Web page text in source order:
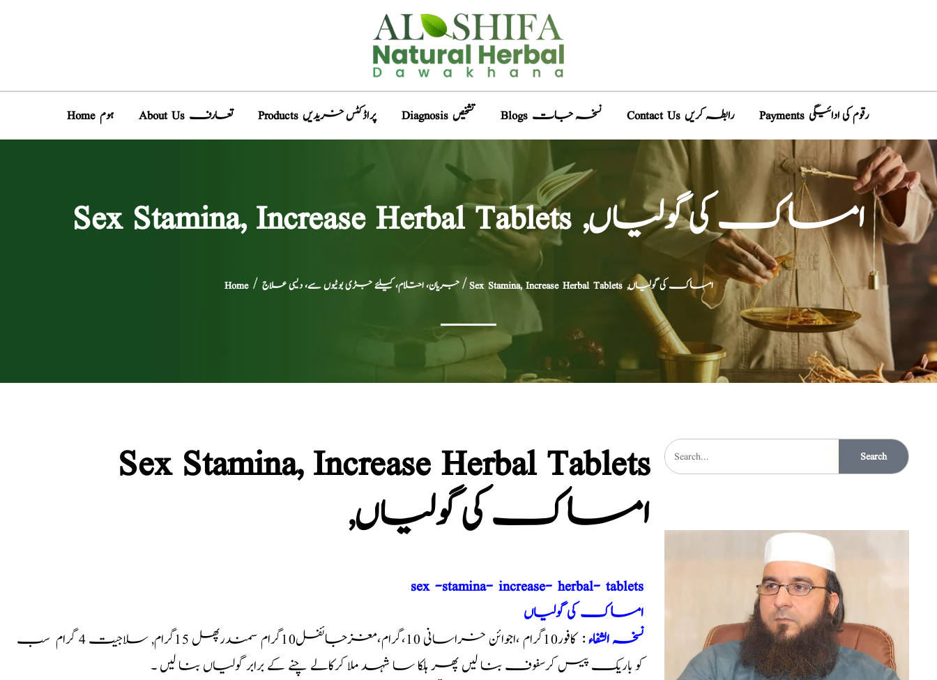
Home ہوم About Us تعارف Products پراڈکٹس خریدیں Diagnosis تشخیص Blogs نسخہ جات Contact Us رابطہ کریں Payments رقوم کی ادائیگی
Sex Stamina, Increase Herbal Tablets ,امساک کی گولیاں
Home/ جریان، احتلام، کیلئے جڑی بوٹیوں سے، دیسی علاج / Sex Stamina, Increase Herbal Tablets ,امساک کی گولیاں
Sex Stamina, Increase Herbal Tablets
,امساک کی گولیاں
sex -stamina- increase- herbal- tablets
امساک کی گولیاں
نسخہ الشفاء
: کافور10گرام ،اجوائن خراسانی 10،گرام،مغزجائفل10گرام سمندرپھل 15گرام, سلاجیت 4 گرام سب
کو باریک پیس کرسفوف بنا لیں پھر ہلکا سا شہد ملا کرکالے چنے کے برابر گولیاں بنا لیں ۔
Search